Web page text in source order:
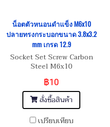
น็อตตัวหนอนดำแข็ง M6x10
ปลายทรงกระบอกขนาด 3.8x3.2
mm เกรด 12.9
Socket Set Screw Carbon
Steel M6x10
฿10
สั่งซื้อสินค้า
เปรียบเทียบ